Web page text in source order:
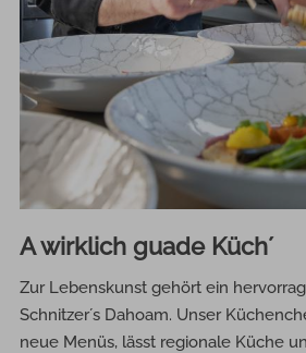
A wirklich guade Küch´
Zur Lebenskunst gehört ein
Schnitzer´s Dahoam. Unser
neue Menüs, lässt regionale Küche